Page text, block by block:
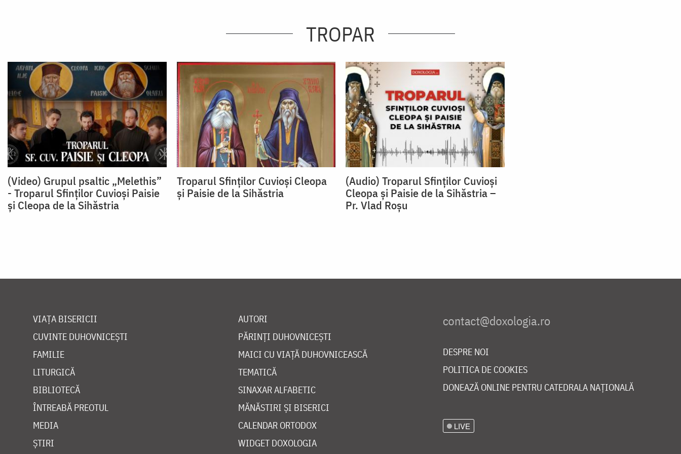
TROPAR
(Video) Grupul psaltic „Melethis”
- Troparul Sfinților Cuvioși Paisie
și Cleopa de la Sihăstria
Troparul Sfinților Cuvioși Cleopa
și Paisie de la Sihăstria
(Audio) Troparul Sfinților Cuvioși
Cleopa și Paisie de la Sihăstria –
Pr. Vlad Roșu
VIAȚA BISERICII
CUVINTE DUHOVNICEȘTI
FAMILIE
LITURGICĂ
BIBLIOTECĂ
ÎNTREABĂ PREOTUL
MEDIA
ȘTIRI
AUTORI
PĂRINȚI DUHOVNICEȘTI
MAICI CU VIAȚĂ DUHOVNICEASCĂ
TEMATICĂ
SINAXAR ALFABETIC
MĂNĂSTIRI ȘI BISERICI
CALENDAR ORTODOX
WIDGET DOXOLOGIA
DESPRE NOI
POLITICA DE COOKIES
DONEAZĂ ONLINE PENTRU CATEDRALA NAȚIONALĂ
LIVE